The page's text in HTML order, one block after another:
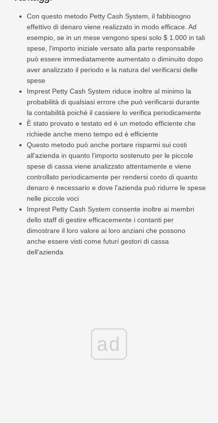
Con questo metodo Petty Cash System, il fabbisogno
effettivo di denaro viene realizzato in modo efficace. Ad
esempio, se in un mese vengono spesi solo $ 1.000 in tali
spese, l'importo iniziale versato alla parte responsabile
può essere immediatamente aumentato o diminuito dopo
aver analizzato il periodo e la natura del verificarsi delle
spese
Imprest Petty Cash System riduce inoltre al minimo la
probabilità di qualsiasi errore che può verificarsi durante
la contabilità poiché il cassiere lo verifica periodicamente
È stato provato e testato ed è un metodo efficiente che
richiede anche meno tempo ed è efficiente
Questo metodo può anche portare risparmi sui costi
all'azienda in quanto l'importo sostenuto per le piccole
spese di cassa viene analizzato attentamente e viene
controllato periodicamente per rendersi conto di quanto
denaro è necessario e dove l'azienda può ridurre le spese
nelle piccole voci
Imprest Petty Cash System consente inoltre ai membri
dello staff di gestire efficacemente i contanti per
dimostrare il loro valore ai loro anziani che possono
anche essere visti come futuri gestori di cassa
dell'azienda
ad